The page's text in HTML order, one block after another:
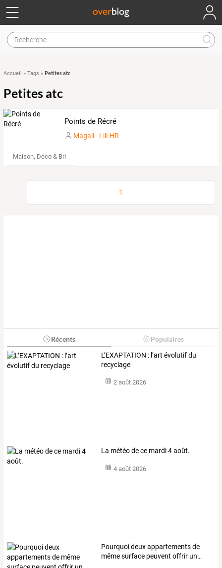
Accueil » Tags » Petites atc
Petites atc
Points de Récré
Magali - Lili.HR
Maison, Déco & Bricolage
1
Récents Populaires
L’EXAPTATION : l’art évolutif du
recyclage
2 août 2026
La météo de ce mardi 4 août.
4 août 2026
Pourquoideuxappartementsde
mêmesurface peuvent offrir un…